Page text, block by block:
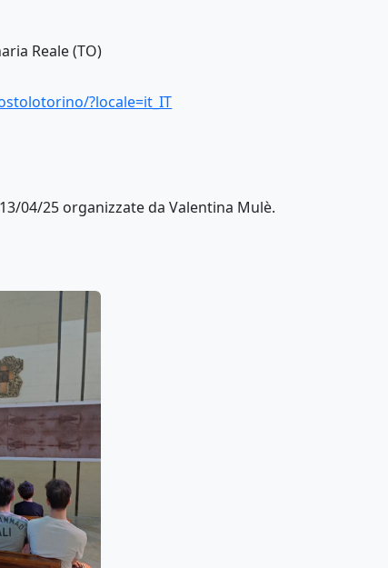
Reale (TO)
?locale=it_IT
04/25 organizzate da Valentina Mulè.